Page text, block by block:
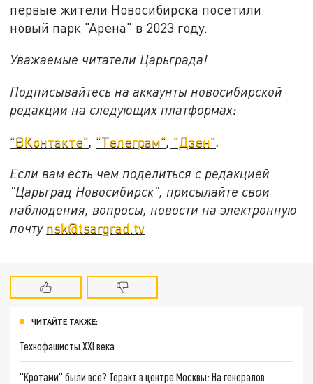
первые жители Новосибирска посетили
новый парк "Арена" в 2023 году.
Уважаемые читатели Царьграда!
Подписывайтесь на аккаунты новосибирской
редакции на следующих платформах:
"ВКонтакте" "Телеграм" "Дзен"
Если вам есть чем поделиться с редакцией
"Царьград Новосибирск", присылайте свои
наблюдения, вопросы, новости на электронную
почту nsk@tsargrad.tv
ЧИТАЙТЕ ТАКЖЕ:
Технофашисты XXI века
"Кротами" были все? Теракт в центре Москвы: На генералов